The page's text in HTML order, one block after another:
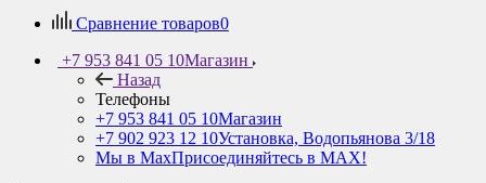
Сравнение товаров0
+7 953 841 05 10Магазин
Назад
Телефоны
+7 953 841 05 10Магазин
+7 902 923 12 10Установка, Водопьянова 3/18
Мы в MaxПрисоединяйтесь в MAX!